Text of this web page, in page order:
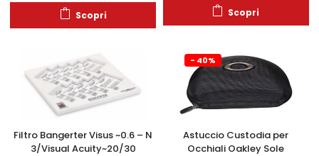
Scopri Scopri
Filtro Bangerter Visus ~0.6 – N
3/Visual Acuity~20/30
- 40%
Astuccio Custodia per
Occhiali Oakley Sole